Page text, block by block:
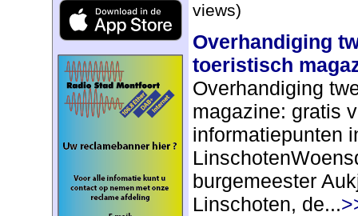
views)
Overhandiging
toeristisch
Overhandiging
magazine: gratis
informatiepunten
burgemeester
Linschoten, de...